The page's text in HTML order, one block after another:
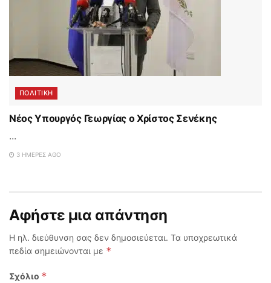
ΠΟΛΙΤΙΚΗ
Νέος Υπουργός Γεωργίας ο Χρίστος Σενέκης
...
3 ΗΜΈΡΕΣ AGO
Αφήστε μια απάντηση
Η ηλ. διεύθυνση σας δεν δημοσιεύεται. Τα υποχρεωτικά
πεδία σημειώνονται με *
Σχόλιο *